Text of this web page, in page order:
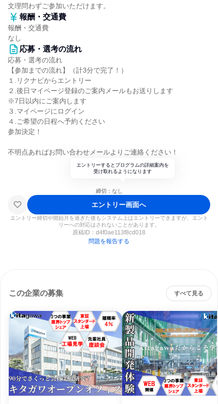
文理問わずご参加いただけます。
報酬・交通費
報酬・交通費
なし
応募・選考の流れ
応募・選考の流れ
【参加までの流れ】（計3分で完了！）
１.リクナビからエントリー
２.後日マイページ登録のご案内メールもお送りします
※7日以内にご案内します
３.マイページにログイン
４.ご希望の日程へ予約ください
参加決定！
不明点あればお問い合わせメールよりご連絡ください！
エントリーするとプログラムの詳細案内を
受け取れるようになります
締切：なし
エントリー画面へ
エントリー締切や開始月を過ぎた後もシステム上はエントリーできますが、エント
リーへの対応はされないことがあります。
原稿ID： d4f0ae113f8cd018
問題を報告する
この企業の募集 すべて見る